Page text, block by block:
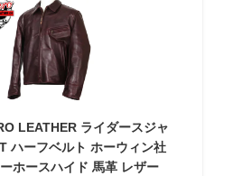
LEATHER ライダースジャ
ハーフベルト ホーウィン社
ホースハイド 馬革 レザー